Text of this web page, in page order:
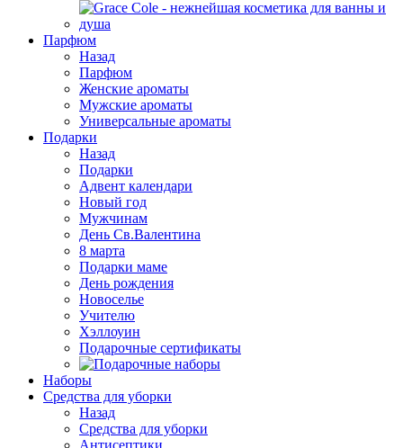
Парфюм
Назад
Парфюм
Женские ароматы
Мужские ароматы
Универсальные ароматы
Подарки
Назад
Подарки
Адвент календари
Новый год
Мужчинам
День Св.Валентина
8 марта
Подарки маме
День рождения
Новоселье
Учителю
Хэллоуин
Подарочные сертификаты
Наборы
Средства для уборки
Назад
Средства для уборки
Антисептики